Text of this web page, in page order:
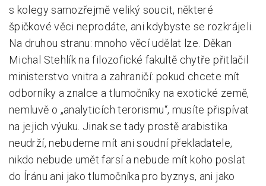
s kolegy samozřejmě veliký soucit, některé
špičkové věci neprodáte, ani kdybyste se rozkrájeli.
Na druhou stranu: mnoho věcí udělat lze. Děkan
Michal Stehlík na filozofické fakultě chytře přitlačil
ministerstvo vnitra a zahraničí: pokud chcete mít
odborníky a znalce a tlumočníky na exotické země,
nemluvě o „analyticích terorismu“, musíte přispívat
na jejich výuku. Jinak se tady prostě arabistika
neudrží, nebudeme mít ani soudní překladatele,
nikdo nebude umět farsí a nebude mít koho poslat
do Íránu ani jako tlumočníka pro byznys, ani jako